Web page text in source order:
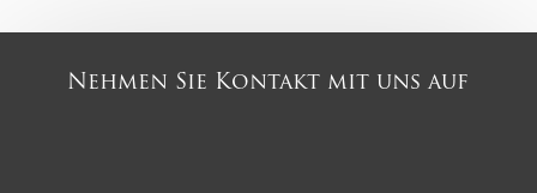
Nehmen Sie Kontakt mit uns auf